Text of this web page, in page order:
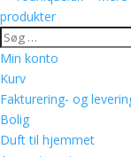
Min konto
Kurv
Fakturering- og
Bolig
Duft til hjemmet